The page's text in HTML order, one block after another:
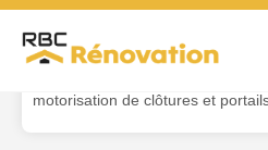
Clôtures et portails à Le
Bicêtre
motorisation de clôtures et